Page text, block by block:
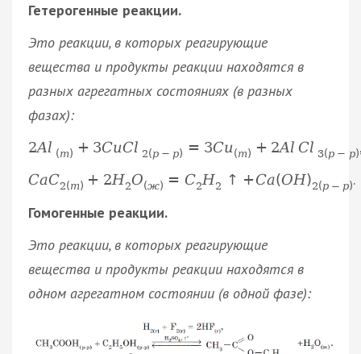
Гетерогенные реакции.
Это реакции, в которых реагирующие
вещества и продукты реакции находятся в
разных агрегатных состояниях (в разных
фазах):
2Al (т) + 3CuCl 2(р − р) = 3Cu(т) + 2Al Cl 3(р − р)
СаС2(т) + 2Н2О(ж) = С2Н2 ↑ +Са(ОН)2(р − р).
Гомогенные реакции.
Это реакции, в которых реагирующие
вещества и продукты реакции находятся в
одном агрегатном состоянии (в одной фазе):